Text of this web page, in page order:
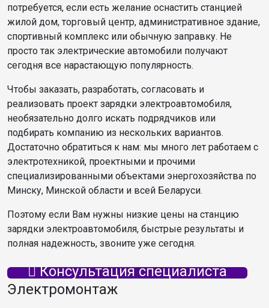
потребуется, если есть желание оснастить станцией
жилой дом, торговый центр, административное здание,
спортивный комплекс или обычную заправку. Не
просто так электрические автомобили получают
сегодня все нарастающую популярность.
Чтобы заказать, разработать, согласовать и
реализовать проект зарядки электроавтомобиля,
необязательно долго искать подрядчиков или
подбирать компанию из нескольких вариантов.
Достаточно обратиться к нам: мы много лет работаем с
электротехникой, проектными и прочими
специализированными объектами энергохозяйства по
Минску, Минской области и всей Беларуси.
Поэтому если Вам нужны низкие цены на станцию
зарядки электроавтомобиля, быстрые результаты и
полная надежность, звоните уже сегодня.
Консультация специалиста
Электромонтаж